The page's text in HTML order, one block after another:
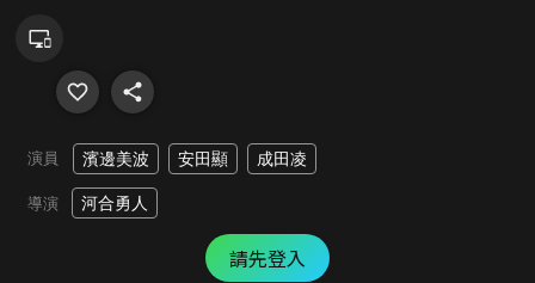
演員 濱邊美波 安田顯 成田凌
導演 河合勇人
請先登入